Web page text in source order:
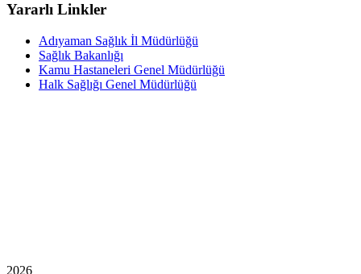
Yararlı Linkler
Adıyaman Sağlık İl Müdürlüğü
Sağlık Bakanlığı
Kamu Hastaneleri Genel Müdürlüğü
Halk Sağlığı Genel Müdürlüğü
2026